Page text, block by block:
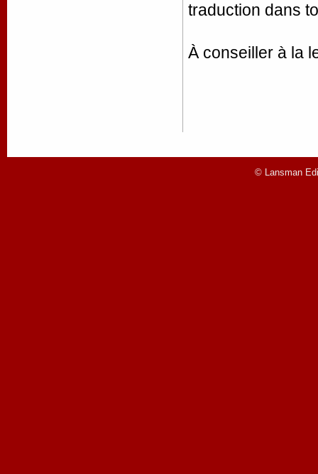
traduction dans
À conseiller à la
© Lansman